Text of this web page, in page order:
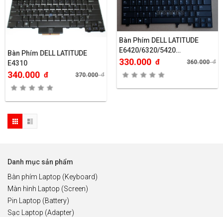
Bàn Phím DELL LATITUDE
E4310
340.000 đ 370.000đ
Bàn Phím DELL LATITUDE
E6420/6320/5420…
330.000 đ 360.000đ
Danh mục sản phẩm
Bàn phím Laptop (Keyboard)
Màn hình Laptop (Screen)
Pin Laptop (Battery)
Sạc Laptop (Adapter)